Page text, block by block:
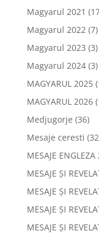
Magyarul 2021
Magyarul 2022(7)
Magyarul 2023 (3)
Magyarul 2024(3)
MAGYARUL 2025
MAGYARUL 2026
Medjugorje (36)
Mesaje ceresti
MESAJE
MESAJE ȘI
MESAJE ȘI
MESAJE ȘI
MESAJE ȘI